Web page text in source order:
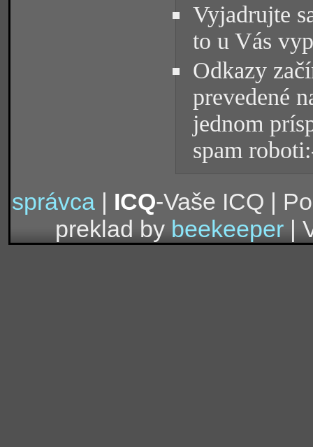
Vyjadrujte
to u Vás
Odkazy
prevedené
jednom
spam
správca| ICQ-Vaše ICQ |
preklad by beekeeper |